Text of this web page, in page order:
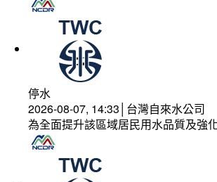
停水
2026-08-07, 14:33│台灣自來水公司
為全面提升該區域居民用水品質及強